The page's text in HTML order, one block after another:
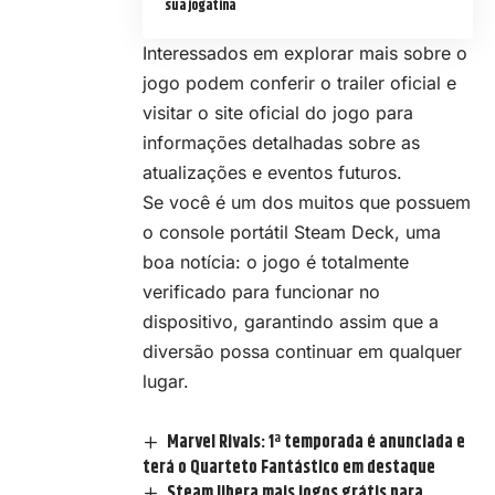
sua jogatina
Interessados em explorar mais sobre o
jogo podem conferir o trailer oficial e
visitar o site oficial do jogo para
informações detalhadas sobre as
atualizações e eventos futuros.
Se você é um dos muitos que possuem
o console portátil Steam Deck, uma
boa notícia: o jogo é totalmente
verificado para funcionar no
dispositivo, garantindo assim que a
diversão possa continuar em qualquer
lugar.
Marvel Rivals: 1ª temporada é anunciada e
terá o Quarteto Fantástico em destaque